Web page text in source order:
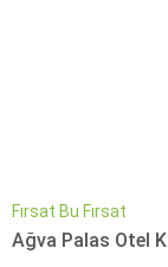
Fırsat Bu Fırsat
Ağva Palas Otel